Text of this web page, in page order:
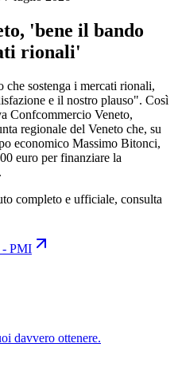
'bene il bando
rionali'
sostenga i mercati rionali,
e il nostro plauso". Così
Confcommercio Veneto,
regionale del Veneto che, su
economico Massimo Bitonci,
euro per finanziare la
completo e ufficiale, consulta
PMI
davvero ottenere.